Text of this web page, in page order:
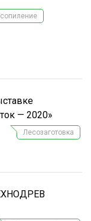
— 2020»
Лесозаготовка